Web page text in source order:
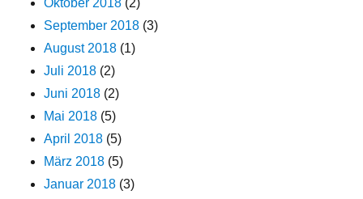
Oktober 2018 (2)
September 2018 (3)
August 2018 (1)
Juli 2018 (2)
Juni 2018 (2)
Mai 2018 (5)
April 2018 (5)
März 2018 (5)
Januar 2018 (3)